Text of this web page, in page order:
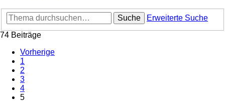
Suche
Erweiterte Suche
74 Beiträge
Vorherige
1
2
3
4
5